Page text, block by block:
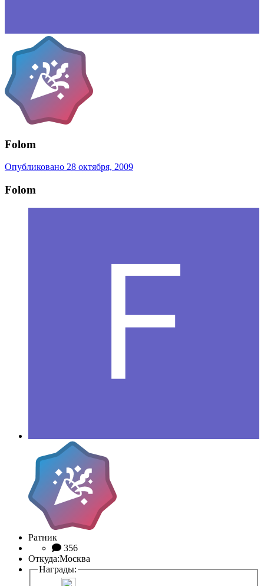
Folom
Опубликовано 28 октября, 2009
Folom
Ратник
356
Откуда:Москва
Награды: